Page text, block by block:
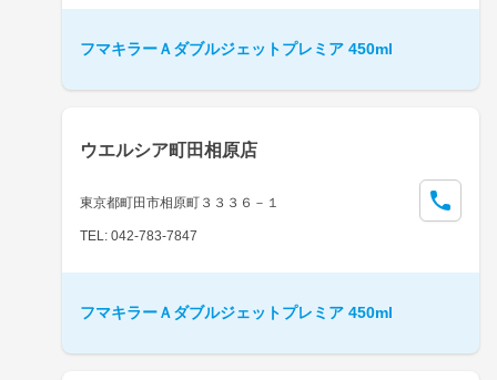
フマキラーＡダブルジェットプレミア 450ml
ウエルシア町田相原店
東京都町田市相原町３３３６－１
TEL: 042-783-7847
フマキラーＡダブルジェットプレミア 450ml